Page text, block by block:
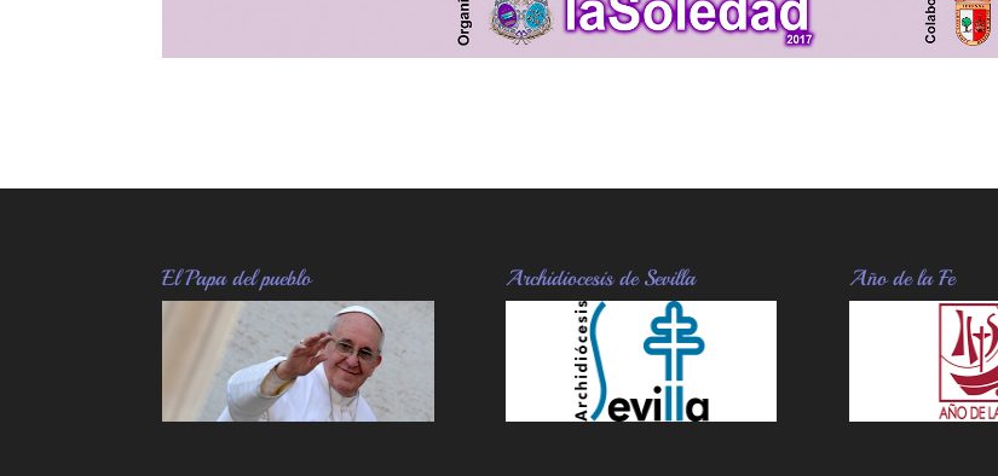
El Papa del pueblo Archidiocesis de Sevilla Año de la Fe